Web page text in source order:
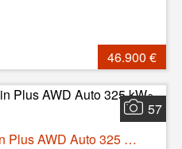
46.900 €
57
Volvo EC40 Recharge Twin Plus AWD Auto 325 kW (442 CV)